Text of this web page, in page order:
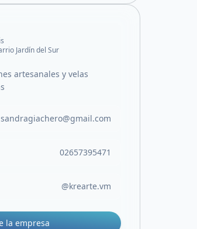
Jardín del Sur
artesanales y velas
sandragiachero@gmail.com
02657395471
@krearte.vm
la empresa